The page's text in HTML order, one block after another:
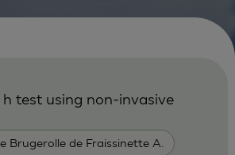
Brugerolle de Fraissinette A.
test using non-invasive